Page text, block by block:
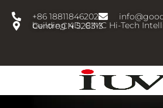
+86 18811846202
building 4D, CIMC Hi-Tech Intelligent Manufacturing Centre,CN 528313